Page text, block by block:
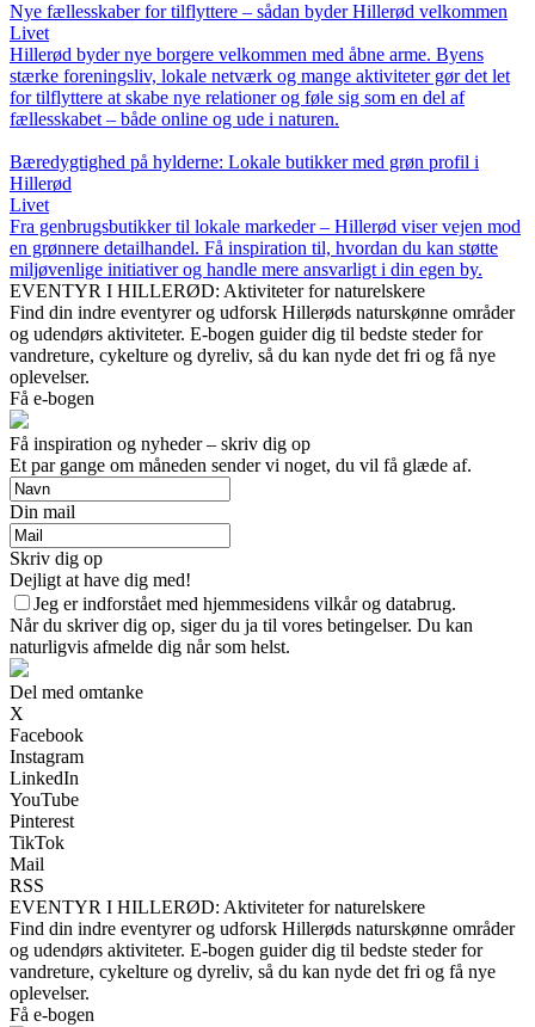
Nye fællesskaber for tilflyttere – sådan byder Hillerød velkommen
Livet
Hillerød byder nye borgere velkommen med åbne arme. Byens
stærke foreningsliv, lokale netværk og mange aktiviteter gør det let
for tilflyttere at skabe nye relationer og føle sig som en del af
fællesskabet – både online og ude i naturen.
Bæredygtighed på hylderne: Lokale butikker med grøn profil i
Hillerød
Livet
Fra genbrugsbutikker til lokale markeder – Hillerød viser vejen mod
en grønnere detailhandel. Få inspiration til, hvordan du kan støtte
miljøvenlige initiativer og handle mere ansvarligt i din egen by.
EVENTYR I HILLERØD: Aktiviteter for naturelskere
Find din indre eventyrer og udforsk Hillerøds naturskønne områder
og udendørs aktiviteter. E-bogen guider dig til bedste steder for
vandreture, cykelture og dyreliv, så du kan nyde det fri og få nye
oplevelser.
Få e-bogen
Få inspiration og nyheder – skriv dig op
Et par gange om måneden sender vi noget, du vil få glæde af.
Din mail
Skriv dig op
Dejligt at have dig med!
Jeg er indforstået med hjemmesidens vilkår og databrug.
Når du skriver dig op, siger du ja til vores betingelser. Du kan
naturligvis afmelde dig når som helst.
Del med omtanke
X
Facebook
Instagram
LinkedIn
YouTube
Pinterest
TikTok
Mail
RSS
EVENTYR I HILLERØD: Aktiviteter for naturelskere
Find din indre eventyrer og udforsk Hillerøds naturskønne områder
og udendørs aktiviteter. E-bogen guider dig til bedste steder for
vandreture, cykelture og dyreliv, så du kan nyde det fri og få nye
oplevelser.
Få e-bogen